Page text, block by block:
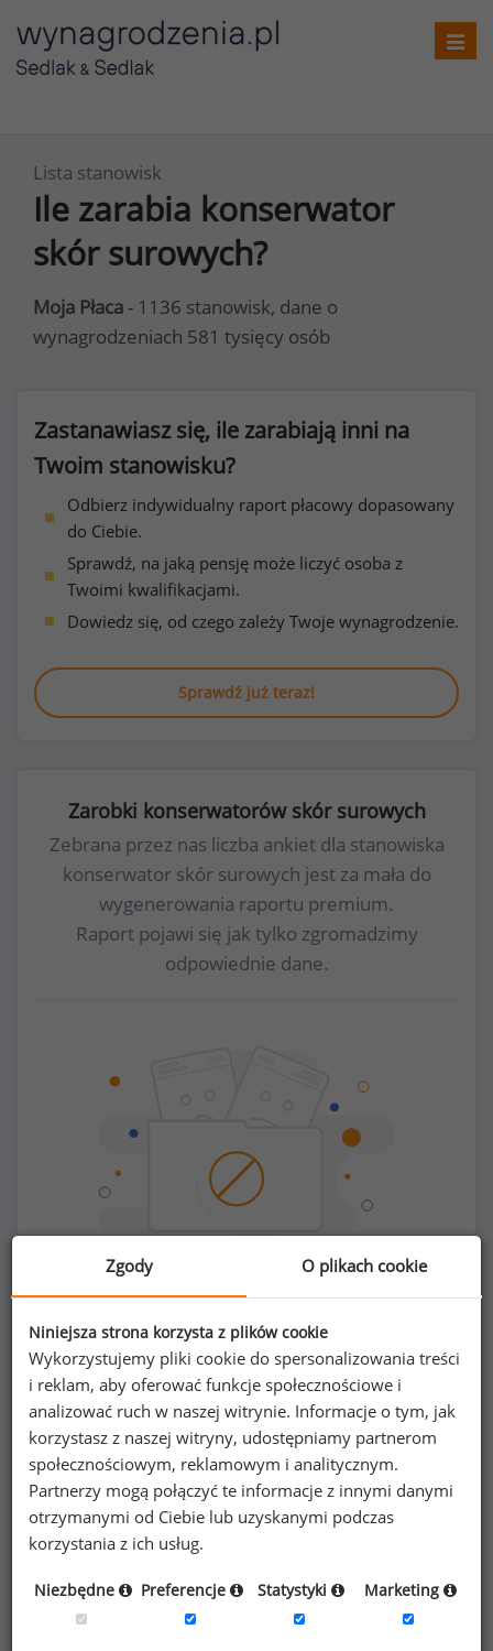
Lista stanowisk
Ile zarabia konserwator
skór surowych?
Moja Płaca - 1136 stanowisk, dane o
wynagrodzeniach 581 tysięcy osób
Zastanawiasz się, ile zarabiają inni na
Twoim stanowisku?
Odbierz indywidualny raport płacowy dopasowany
do Ciebie.
Sprawdź, na jaką pensję może liczyć osoba z
Twoimi kwalifikacjami.
Dowiedz się, od czego zależy Twoje wynagrodzenie.
Sprawdź już teraz!
Zarobki konserwatorów skór surowych
Zebrana przez nas liczba ankiet dla stanowiska
konserwator skór surowych jest za mała do
wygenerowania raportu premium.
Raport pojawi się jak tylko zgromadzimy
odpowiednie dane.
Chcesz porównać swoje zarobki z innymi?
Sprawdź ile powinieneś zarabiać
Szczegółowe dane o wynagrodzeniach na 840
portalu wynagrodzenia.pl
Zgody O plikach cookie
Niniejsza strona korzysta z plików cookie
Wykorzystujemy pliki cookie do spersonalizowania treści
i reklam, aby oferować funkcje społecznościowe i
analizować ruch w naszej witrynie. Informacje o tym, jak
korzystasz z naszej witryny, udostępniamy partnerom
społecznościowym, reklamowym i analitycznym.
Partnerzy mogą połączyć te informacje z innymi danymi
otrzymanymi od Ciebie lub uzyskanymi podczas
korzystania z ich usług.
Niezbędne Preferencje Statystyki Marketing